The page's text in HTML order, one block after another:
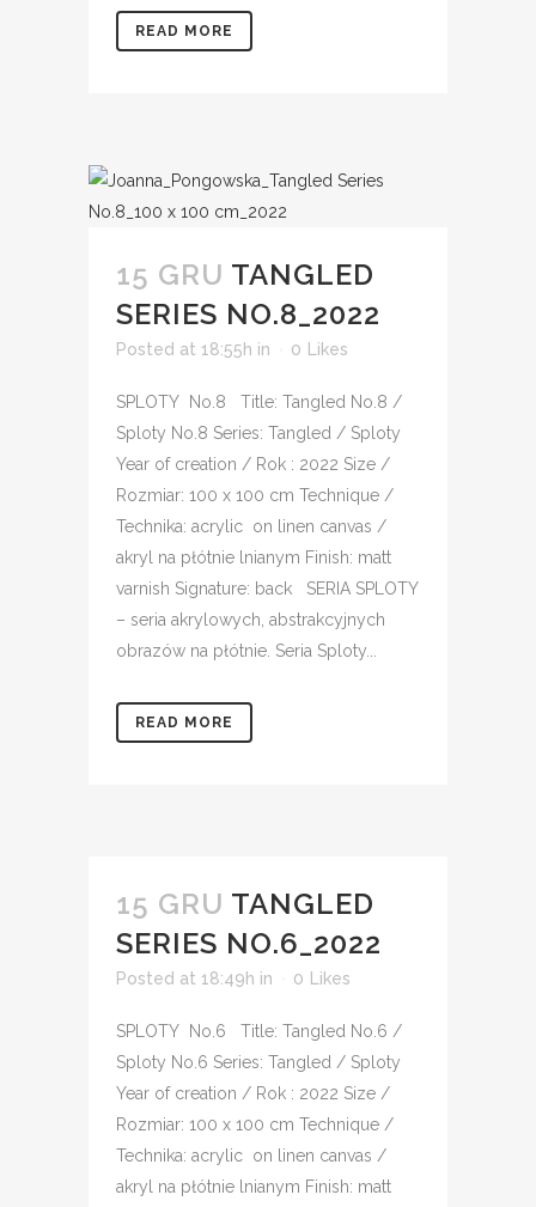
READ MORE
15 GRU TANGLED
SERIES NO.8_2022
Posted at 18:55h in 0 Likes
SPLOTY No.8 Title: Tangled No.8 /
Sploty No.8 Series: Tangled / Sploty
Year of creation / Rok : 2022 Size /
Rozmiar: 100 x 100 cm Technique /
Technika: acrylic on linen canvas /
akryl na płótnie lnianym Finish: matt
varnish Signature: back SERIA SPLOTY
– seria akrylowych, abstrakcyjnych
obrazów na płótnie. Seria Sploty...
READ MORE
15 GRU TANGLED
SERIES NO.6_2022
Posted at 18:49h in 0 Likes
SPLOTY No.6 Title: Tangled No.6 /
Sploty No.6 Series: Tangled / Sploty
Year of creation / Rok : 2022 Size /
Rozmiar: 100 x 100 cm Technique /
Technika: acrylic on linen canvas /
akryl na płótnie lnianym Finish: matt